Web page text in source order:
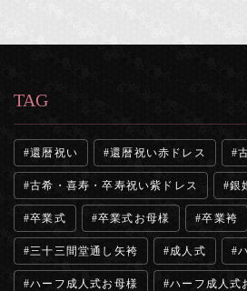
TAG
還暦祝い 還暦祝い赤ドレス
古希・喜寿・卒寿祝い紫ドレス 銀
卒業式 卒業式お母様 卒業袴
三十三間堂通し矢袴 成人式
ハーフ成人式お母様 ハーフ成人式